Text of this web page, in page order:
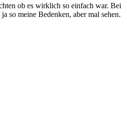
ob es wirklich so einfach war. Bei
so meine Bedenken, aber mal sehen.